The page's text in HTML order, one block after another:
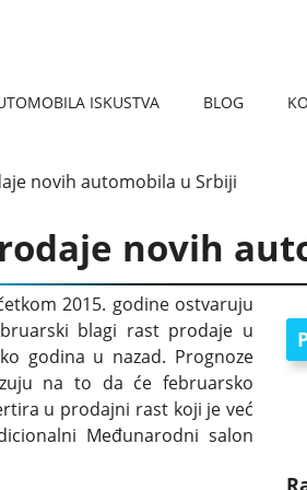
ISKUSTVA BLOG
novih automobila u Srbiji
novih
2015. godine ostvaruju
blagi rast prodaje u
godina u nazad. Prognoze
na to da će februarsko
u prodajni rast koji je već
Međunarodni salon